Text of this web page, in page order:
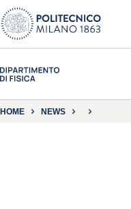
HOME NEWS